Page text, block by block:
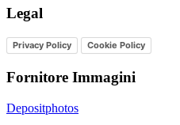
Legal
Privacy Policy Cookie Policy
Fornitore Immagini
Depositphotos